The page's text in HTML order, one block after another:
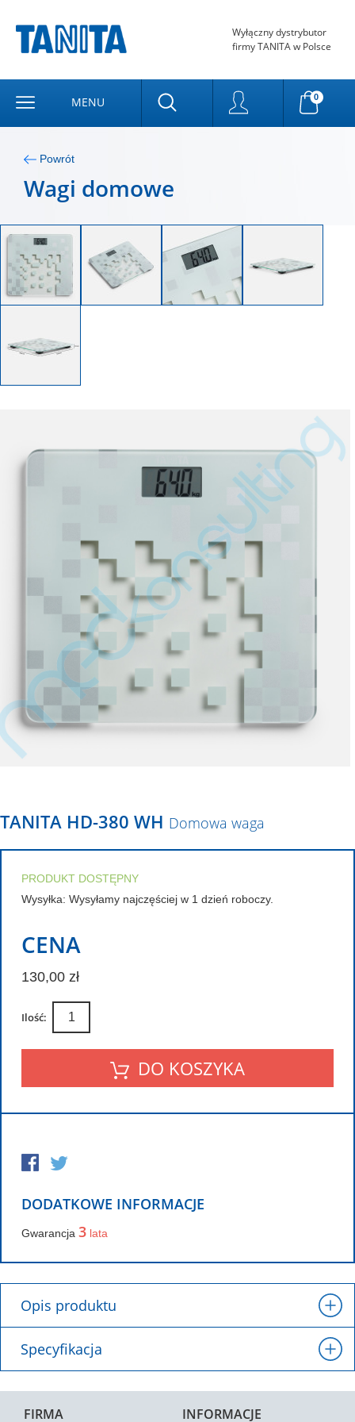
Wyłączny dystrybutor
firmy TANITA w Polsce
MENU 0
Powrót
Wagi domowe
TANITA HD-380 WH Domowa waga
PRODUKT DOSTĘPNY
Wysyłka: Wysyłamy najczęściej w 1 dzień roboczy.
CENA
130,00 zł
Ilość:
DO KOSZYKA
DODATKOWE INFORMACJE
Gwarancja 3 lata
Opis produktu
Specyfikacja
FIRMA INFORMACJE